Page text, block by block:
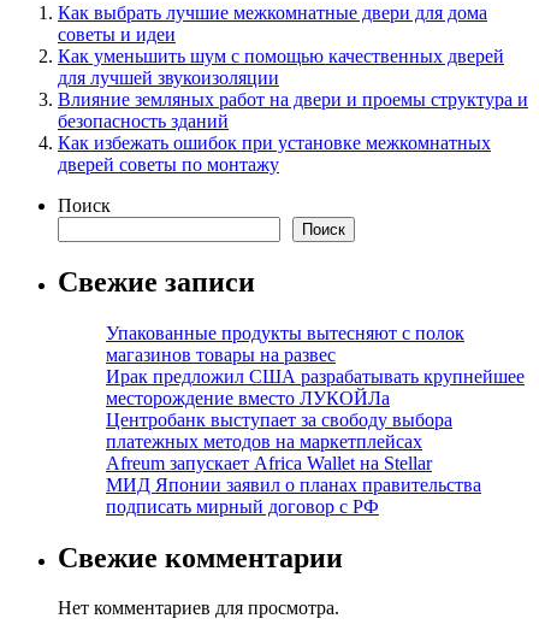
Как выбрать лучшие межкомнатные двери для дома
советы и идеи
Как уменьшить шум с помощью качественных дверей
для лучшей звукоизоляции
Влияние земляных работ на двери и проемы структура и
безопасность зданий
Как избежать ошибок при установке межкомнатных
дверей советы по монтажу
Поиск
Поиск
Свежие записи
Упакованные продукты вытесняют с полок
магазинов товары на развес
Ирак предложил США разрабатывать крупнейшее
месторождение вместо ЛУКОЙЛа
Центробанк выступает за свободу выбора
платежных методов на маркетплейсах
Afreum запускает Africa Wallet на Stellar
МИД Японии заявил о планах правительства
подписать мирный договор с РФ
Свежие комментарии
Нет комментариев для просмотра.